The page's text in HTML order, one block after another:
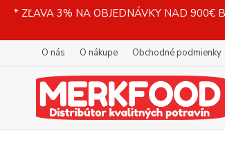
* ZĽAVA 3% NA OBJEDNÁVKY NAD 900€
O nás O nákupe Obchodné podmienky